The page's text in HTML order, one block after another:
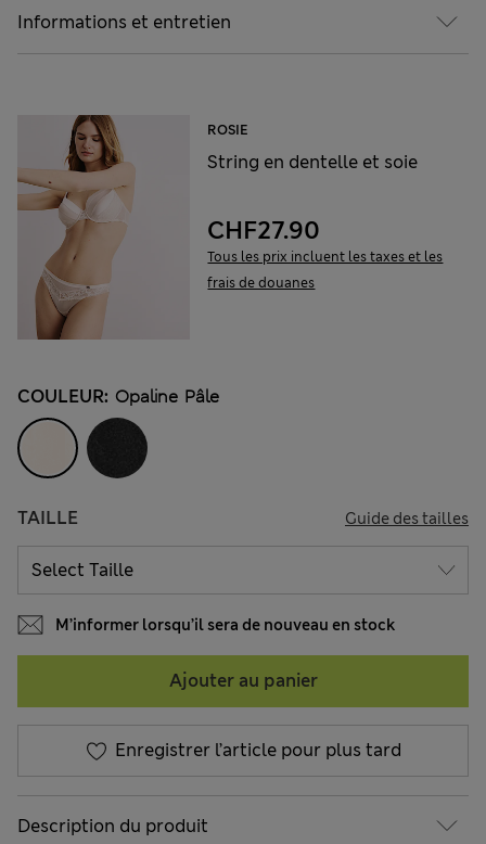
Informations et entretien
ROSIE
String en dentelle et soie
CHF27.90
Tous les prix incluent les taxes et les
frais de douanes
COULEUR: Opaline Pâle
TAILLE Guide des tailles
M’informer lorsqu’il sera de nouveau en stock
Ajouter au panier
Enregistrer l’article pour plus tard
Description du produit